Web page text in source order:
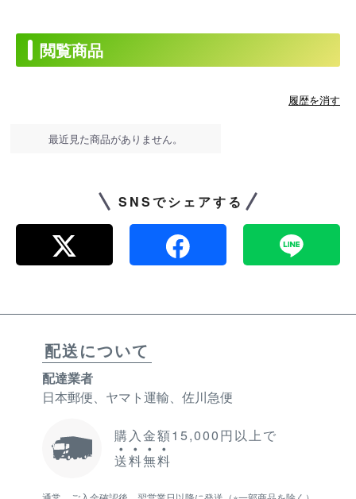
閲覧商品
履歴を消す
最近見た商品がありません。
SNSでシェアする
配送について
配達業者
日本郵便、ヤマト運輸、佐川急便
購入金額15,000円以上で
送料無料